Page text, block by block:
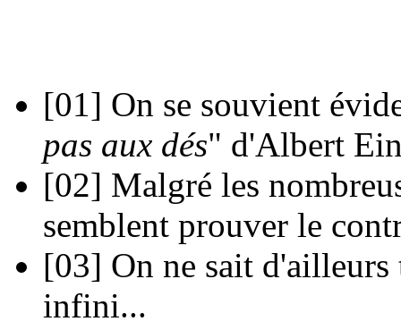
[01] On se souvient
pas aux dés" d'Albert
[02] Malgré les
semblent prouver le
[03] On ne sait
infini...